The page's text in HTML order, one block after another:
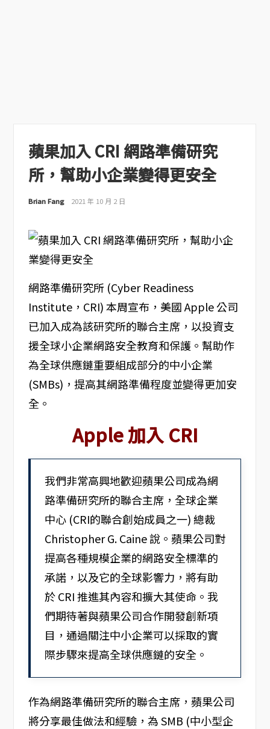
蘋果加入 CRI 網路準備研究
所，幫助小企業變得更安全
Brian Fang 2021 年 10 月 2 日
網路準備研究所 (Cyber Readiness
Institute，CRI) 本周宣布，美國 Apple 公司
已加入成為該研究所的聯合主席，以投資支
援全球小企業網路安全教育和保護。幫助作
為全球供應鏈重要組成部分的中小企業
(SMBs)，提高其網路準備程度並變得更加安
全。
Apple 加入 CRI
我們非常高興地歡迎蘋果公司成為網
路準備研究所的聯合主席，全球企業
中心 (CRI的聯合創始成員之一) 總裁
Christopher G. Caine 說。蘋果公司對
提高各種規模企業的網路安全標準的
承諾，以及它的全球影響力，將有助
於 CRI 推進其內容和擴大其使命。我
們期待著與蘋果公司合作開發創新項
目，通過關注中小企業可以採取的實
際步驟來提高全球供應鏈的安全。
作為網路準備研究所的聯合主席，蘋果公司
將分享最佳做法和經驗，為 SMB (中小型企